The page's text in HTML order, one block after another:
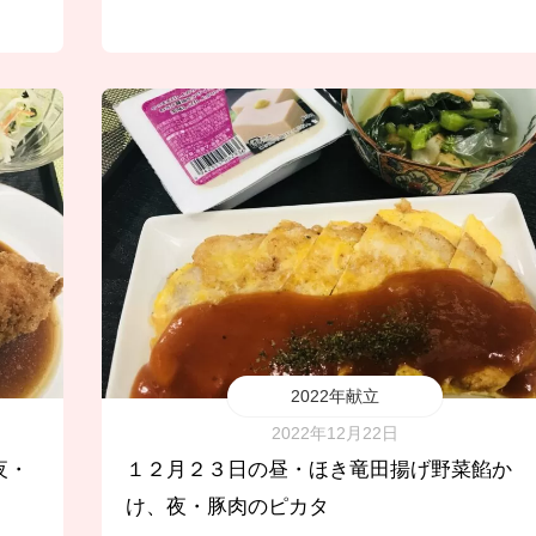
2022年献立
2022年12月22日
１２月２３日の昼・ほき竜田揚げ野菜餡か
け、夜・豚肉のピカタ